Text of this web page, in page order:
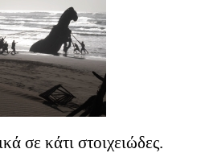
σε κάτι στοιχειώδες.